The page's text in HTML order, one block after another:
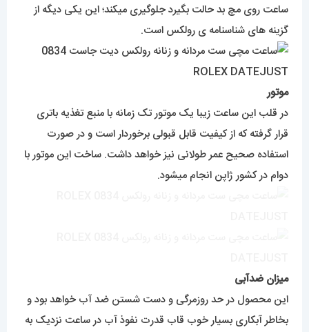
ساعت روی مچ بد حالت بگیرد جلوگیری میکند؛ این یکی دیگه از
گزینه های شناسنامه ی رولکس است.
موتور
در قلب این ساعت زیبا یک موتور تک زمانه با منبع تغذیه باتری
قرار گرفته که از کیفیت قابل قبولی برخوردار است و در صورت
استفاده صحیح عمر طولانی نیز خواهد داشت. ساخت این موتور با
دوام در کشور ژاپن انجام میشود.
میزان ضدآبی
این محصول در حد روزمرگی و دست شستن ضد آب خواهد بود و
بخاطر آبکاری بسیار خوب قاب قدرت نفوذ آب در ساعت نزدیک به